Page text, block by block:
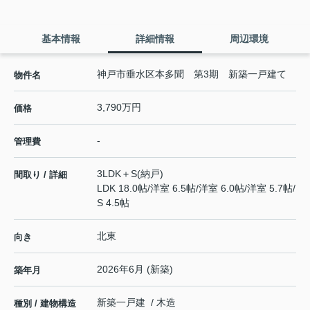
基本情報 詳細情報 周辺環境
物件名 神戸市垂水区本多聞 第3期 新築一戸建て
価格 3,790万円
管理費 -
間取り / 詳細
3LDK＋S(納戸)
LDK 18.0帖/洋室 6.5帖/洋室 6.0帖/洋室 5.7帖/
S 4.5帖
向き 北東
築年月 2026年6月 (新築)
種別 / 建物構造 新築一戸建 / 木造